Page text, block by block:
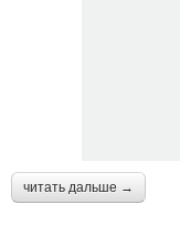
читать дальше →